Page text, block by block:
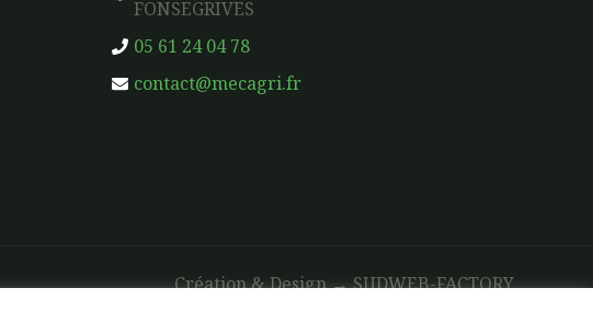
FONSEGRIVES
05 61 24 04 78
contact@mecagri.fr
Création & Design →SUDWEB-FACTORY